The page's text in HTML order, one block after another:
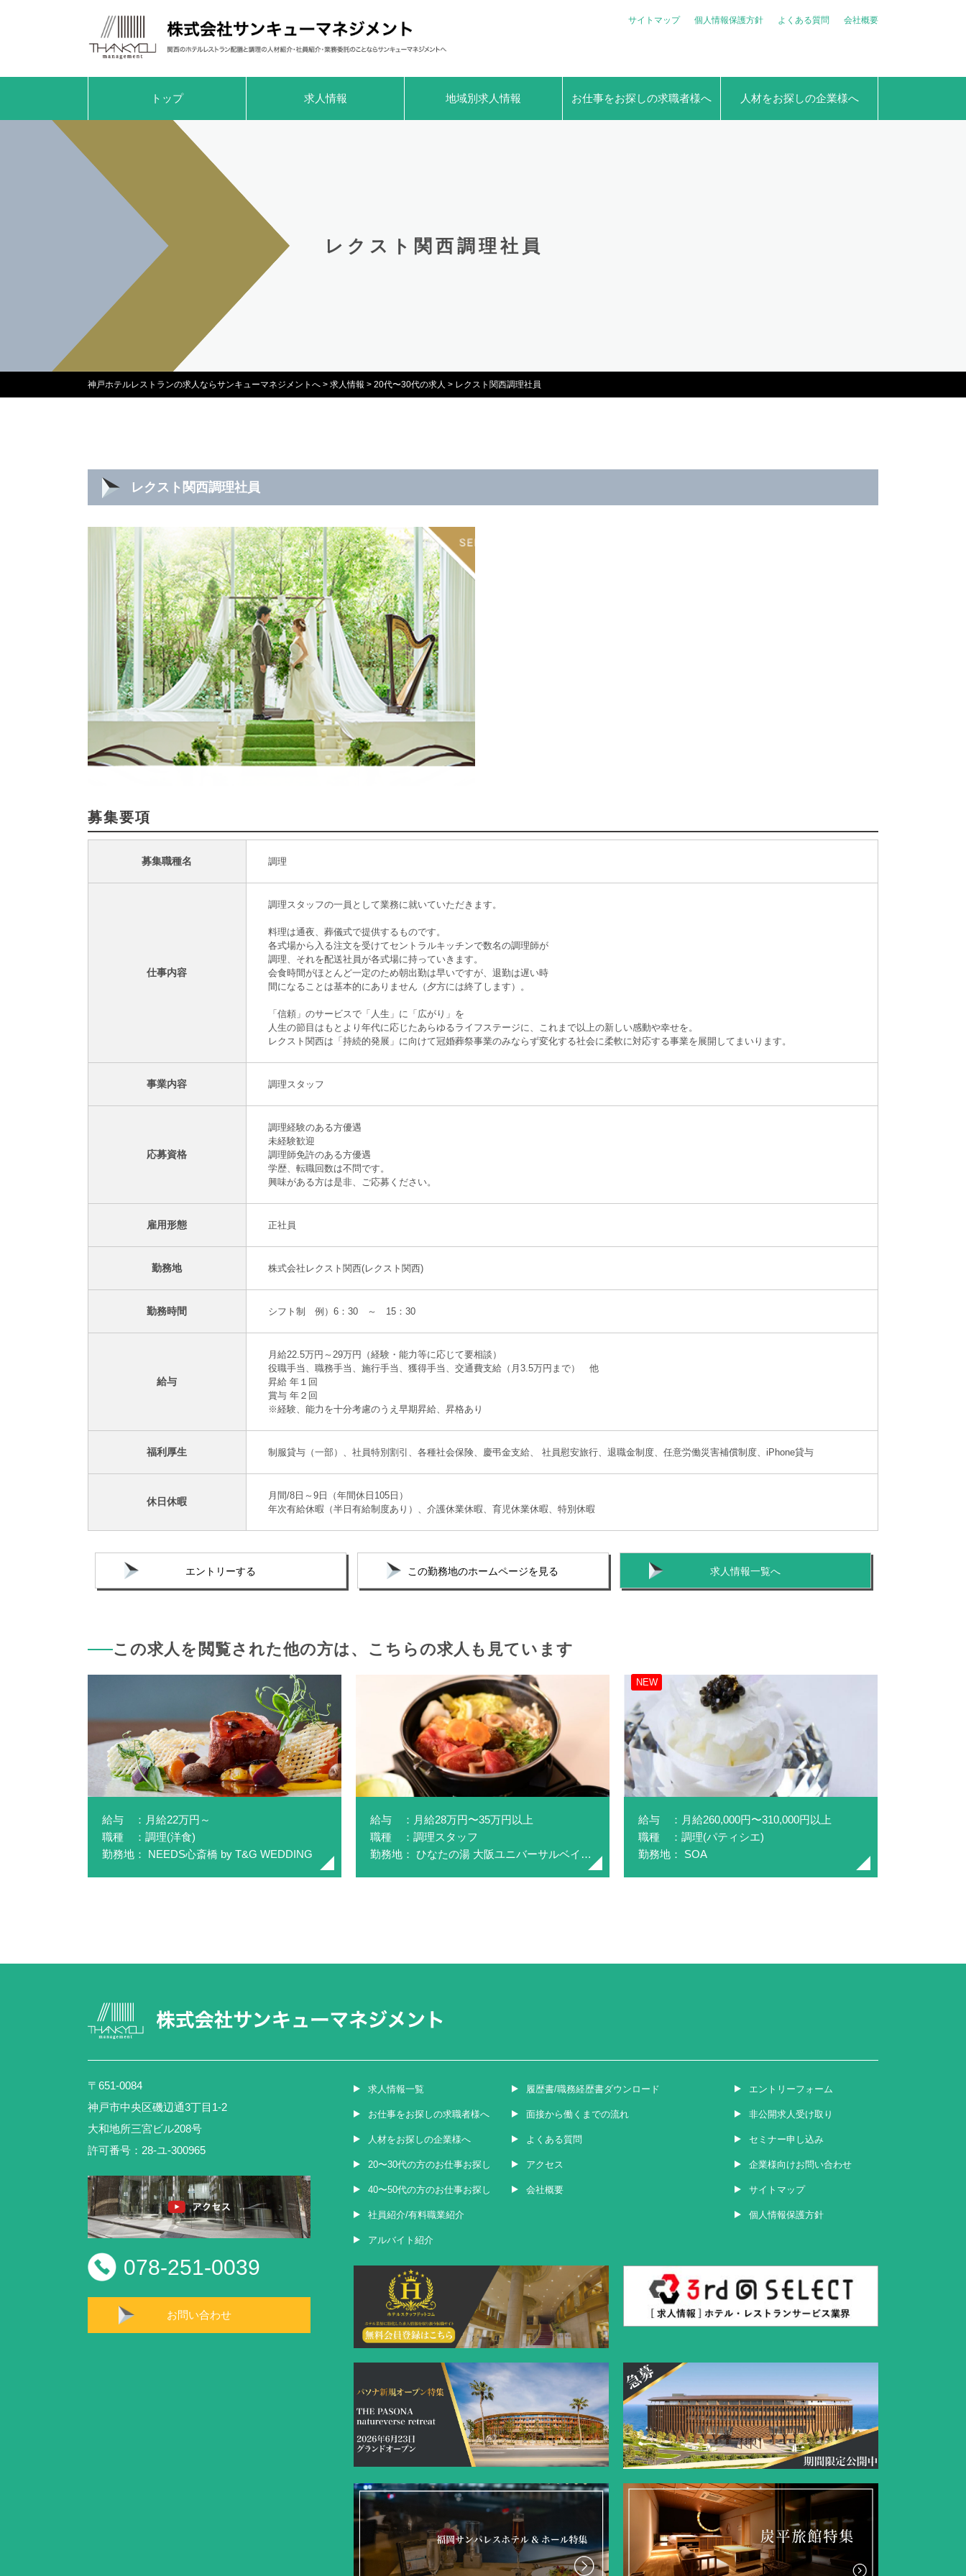
サイトマップ 個人情報保護方針 よくある質問 会社概要
トップ 求人情報 地域別求人情報 お仕事をお探しの求職者様へ 人材をお探しの企業様へ
レクスト関西調理社員
神戸ホテルレストランの求人ならサンキューマネジメントへ > 求人情報 > 20代〜30代の求人 > レクスト関西調理社員
レクスト関西調理社員
募集要項
募集職種名 調理
仕事内容
調理スタッフの一員として業務に就いていただきます。
料理は通夜、葬儀式で提供するものです。
各式場から入る注文を受けてセントラルキッチンで数名の調理師が
調理、それを配送社員が各式場に持っていきます。
会食時間がほとんど一定のため朝出勤は早いですが、退勤は遅い時
間になることは基本的にありません（夕方には終了します）。
「信頼」のサービスで「人生」に「広がり」を
人生の節目はもとより年代に応じたあらゆるライフステージに、これまで以上の新しい感動や幸せを。
レクスト関西は「持続的発展」に向けて冠婚葬祭事業のみならず変化する社会に柔軟に対応する事業を展開してまいります。
事業内容 調理スタッフ
応募資格
調理経験のある方優遇
未経験歓迎
調理師免許のある方優遇
学歴、転職回数は不問です。
興味がある方は是非、ご応募ください。
雇用形態 正社員
勤務地 株式会社レクスト関西(レクスト関西)
勤務時間 シフト制 例）6：30 ～ 15：30
給与
月給22.5万円～29万円（経験・能力等に応じて要相談）
役職手当、職務手当、施行手当、獲得手当、交通費支給（月3.5万円まで） 他
昇給 年１回
賞与 年２回
※経験、能力を十分考慮のうえ早期昇給、昇格あり
福利厚生 制服貸与（一部）、社員特別割引、各種社会保険、慶弔金支給、 社員慰安旅行、退職金制度、任意労働災害補償制度、iPhone貸与
休日休暇
月間/8日～9日（年間休日105日）
年次有給休暇（半日有給制度あり）、介護休業休暇、育児休業休暇、特別休暇
エントリーする この勤務地のホームページを見る 求人情報一覧へ
この求人を閲覧された他の方は、 こちらの求人も見ています
給与 ：月給22万円～
職種 ：調理(洋食)
勤務地： NEEDS心斎橋 by T&G WEDDING
給与 ：月給28万円〜35万円以上
職種 ：調理スタッフ
勤務地： ひなたの湯 大阪ユニバーサルベイサイド
NEW
給与 ：月給260,000円〜310,000円以上
職種 ：調理(パティシエ)
勤務地： SOA
〒651-0084
神戸市中央区磯辺通3丁目1-2
大和地所三宮ビル208号
許可番号：28-ユ-300965
078-251-0039
お問い合わせ
求人情報一覧
お仕事をお探しの求職者様へ
人材をお探しの企業様へ
20〜30代の方のお仕事お探し
40〜50代の方のお仕事お探し
社員紹介/有料職業紹介
アルバイト紹介
履歴書/職務経歴書ダウンロード
面接から働くまでの流れ
よくある質問
アクセス
会社概要
エントリーフォーム
非公開求人受け取り
セミナー申し込み
企業様向けお問い合わせ
サイトマップ
個人情報保護方針